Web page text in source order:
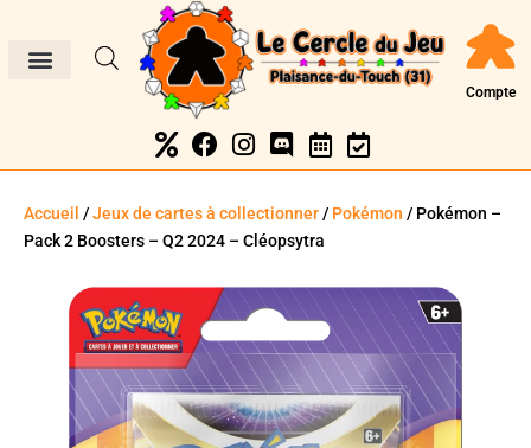
Compte
Accueil /Jeux de cartes à collectionner/ Pokémon / Pokémon –
Pack 2 Boosters – Q2 2024 – Cléopsytra